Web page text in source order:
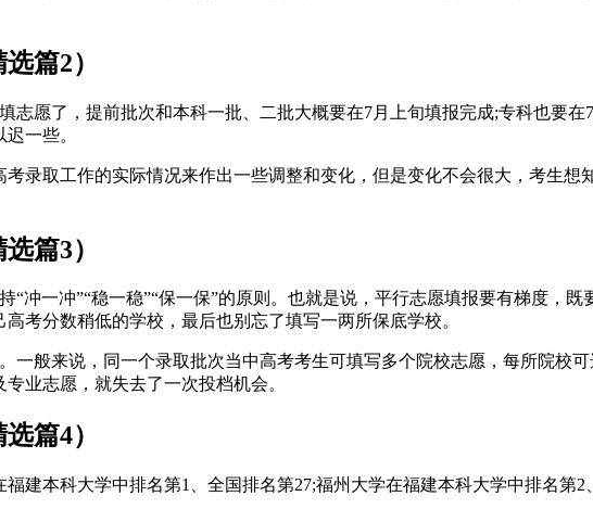
篇2）
志愿了，提前批次和本科一批、二批大概要在7月上旬填报完成;专科也要
一些。
录取工作的实际情况来作出一些调整和变化，但是变化不会很大，考生
篇3）
“冲一冲”“稳一稳”“保一保”的原则。也就是说，平行志愿填报要有梯度，
考分数稍低的学校，最后也别忘了填写一两所保底学校。
一般来说，同一个录取批次当中高考考生可填写多个院校志愿，每所院校
业志愿，就失去了一次投档机会。
篇4）
建本科大学中排名第1、全国排名第27;福州大学在福建本科大学中排名第